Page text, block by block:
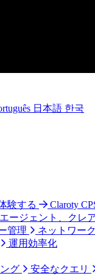
日本語 한국
験する
Claroty
ージェント、クレ
管理
ネットワー
運用効率化
グ
安全なクエリ